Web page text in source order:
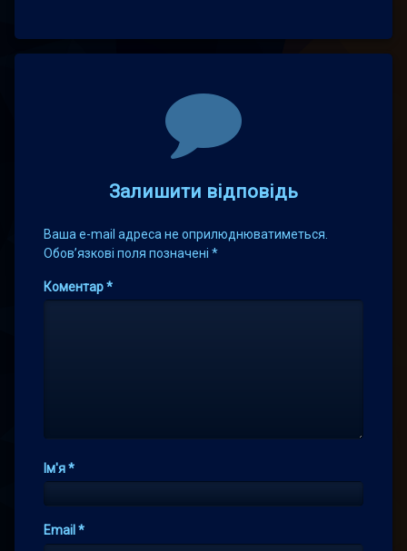
Залишити відповідь
Ваша e-mail адреса не оприлюднюватиметься.
Обов’язкові поля позначені *
Коментар*
Ім'я*
Email *